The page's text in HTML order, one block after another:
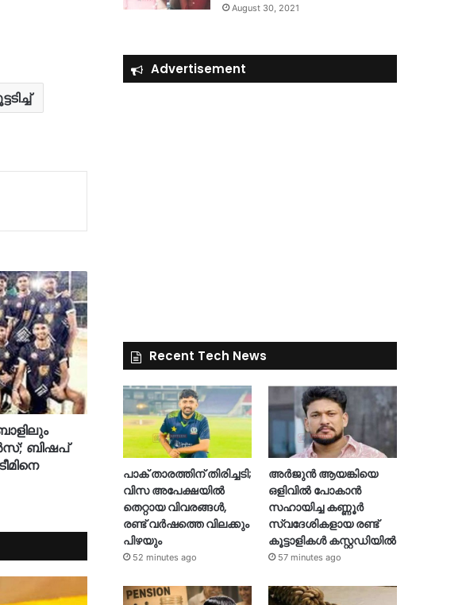
ബിഷപ്
August 30, 2021
Advertisement
Recent Tech News
പാക് താരത്തിന് തിരിച്ചടി;
വിസ അപേക്ഷയിൽ
തെറ്റായ വിവരങ്ങൾ,
രണ്ട് വർഷത്തെ വിലക്കും
പിഴയും
52 minutes ago
അർജുൻ ആയങ്കിയെ
ഒളിവില്‍ പോകാൻ
സഹായിച്ച കണ്ണൂർ
സ്വദേശികളായ രണ്ട്
കൂട്ടാളികൾ കസ്റ്റഡിയിൽ
57 minutes ago